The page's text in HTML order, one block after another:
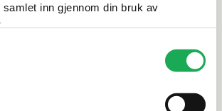
inn gjennom din bruk av